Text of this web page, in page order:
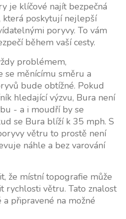
je klíčové najít bezpečná
která poskytují nejlepší
poryvy. To vám
během vaší cesty.
problémem,
se měnícímu směru a
bude obtížné. Pokud
hledající výzvu, Bura není
- a i moudří by se
se Bura blíží k 35 mph. S
větru to prostě není
náhle a bez varování
že místní topografie může
rychlosti větru. Tato znalost
připravené na možné